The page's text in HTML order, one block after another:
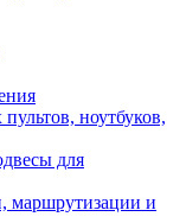
ноутбуков,
для
маршрутизации и